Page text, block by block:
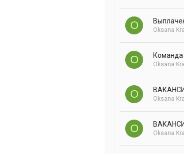
O Oksana
O Команда
Oksana
O Oksana
O Oksana